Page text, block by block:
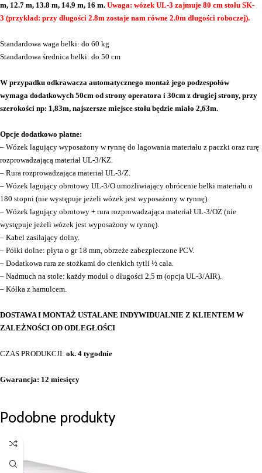
m, 12.7 m, 13.8 m, 14.9 m, 16 m. Uwaga: wózek UL-3 zajmuje 80 cm stołu SK-
3 (przykład: przy długości 2.8m zostaje nam równe 2.0m długości roboczej).
Standardowa waga belki: do 60 kg
Standardowa średnica belki: do 50 cm
W przypadku odkrawacza automatycznego montaż jego podzespołów
wymaga dodatkowych 50cm od strony operatora i 30cm z drugiej strony, przy
szerokości np: 1,83m, najszersze miejsce stołu będzie miało 2,63m.
Opcje dodatkowo płatne:
– Wózek lagujący wyposażony w rynnę do lagowania materiału z paczki oraz rurę
rozprowadzającą materiał UL-3/KZ.
– Rura rozprowadzająca materiał UL-3/Z.
– Wózek lagujący obrotowy UL-3/O umożliwiający obrócenie belki materiału o
180 stopni (nie występuje jeżeli wózek jest wyposażony w rynnę).
– Wózek lagujący obrotowy + rura rozprowadzająca materiał UL-3/OZ (nie
występuje jeżeli wózek jest wyposażony w rynnę).
– Kabel zasilający dolny.
– Półki dolne: płyta o gr 18 mm, obrzeże zabezpieczone PCV.
– Dodatkowa rura ze stożkami do cienkich tytli ½ cala.
– Nadmuch na stole: każdy moduł o długości 2,5 m (opcja UL-3/AIR).
– Kółka z hamulcem.
DOSTAWA I MONTAŻ USTALANE INDYWIDUALNIE Z KLIENTEM W
ZALEŻNOŚCI OD ODLEGŁOŚCI
CZAS PRODUKCJI: ok. 4 tygodnie
Gwarancja: 12 miesięcy
Podobne produkty